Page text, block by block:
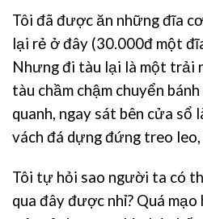
Tôi đã được ăn những đĩa
lại rẻ ở đây (30.000đ một
Nhưng đi tàu lại là một trải
tàu chầm chậm chuyển
quanh, ngay sát bên cửa sổ
vách đá dựng đứng treo
Tôi tự hỏi sao người ta có
qua đây được nhỉ? Quá